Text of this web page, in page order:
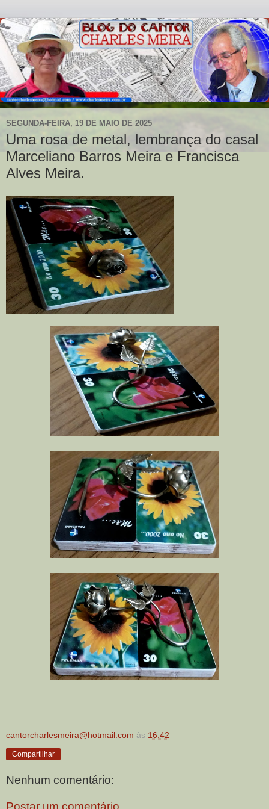
SEGUNDA-FEIRA, 19 DE MAIO DE 2025
Uma rosa de metal, lembrança do casal
Marceliano Barros Meira e Francisca
Alves Meira.
cantorcharlesmeira@hotmail.com às 16:42
Compartilhar
Nenhum comentário:
Postar um comentário